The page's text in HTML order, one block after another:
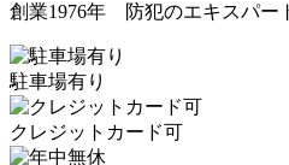
創業1976年 防犯のエキスパー
駐車場有り
クレジットカード可